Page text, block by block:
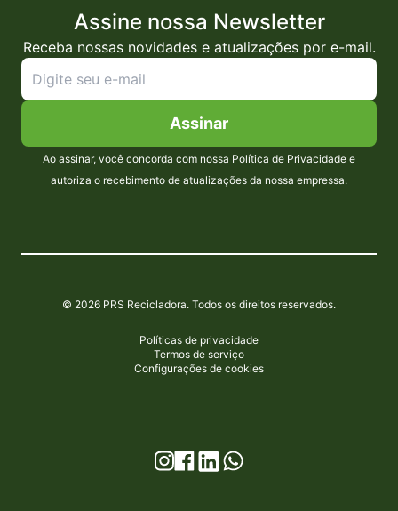
Assine nossa Newsletter
Receba nossas novidades e atualizações por e-mail.
Assinar
Ao assinar, você concorda com nossa Política de Privacidade e
autoriza o recebimento de atualizações da nossa empressa.
© 2026 PRS Recicladora. Todos os direitos reservados.
Políticas de privacidade
Termos de serviço
Configurações de cookies